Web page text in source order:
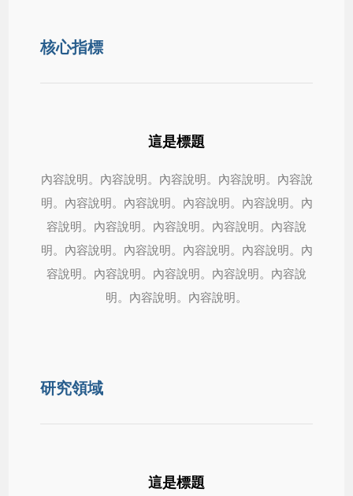
核心指標
這是標題
內容說明。內容說明。內容說明。內容說明。內容說
明。內容說明。內容說明。內容說明。內容說明。內
容說明。內容說明。內容說明。內容說明。內容說
明。內容說明。內容說明。內容說明。內容說明。內
容說明。內容說明。內容說明。內容說明。內容說
明。內容說明。內容說明。
研究領域
這是標題